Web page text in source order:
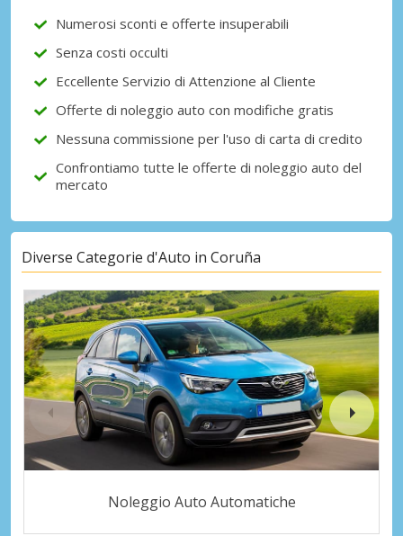
Numerosi sconti e offerte insuperabili
Senza costi occulti
Eccellente Servizio di Attenzione al Cliente
Offerte di noleggio auto con modifiche gratis
Nessuna commissione per l'uso di carta di credito
Confrontiamo tutte le offerte di noleggio auto del
mercato
Diverse Categorie d'Auto in Coruña
Noleggio Auto Automatiche